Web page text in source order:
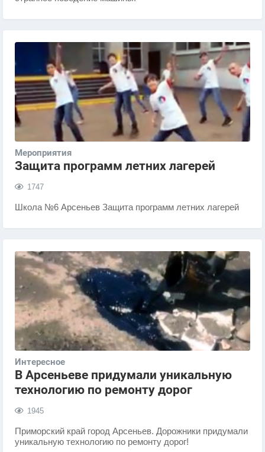
Мероприятия
Защита программ летних лагерей
1747
Школа №6 Арсеньев Защита программ летних лагерей
Интересное
В Арсеньеве придумали уникальную
технологию по ремонту дорог
1945
Приморский край город Арсеньев. Дорожники придумали
уникальную технологию по ремонту дорог!